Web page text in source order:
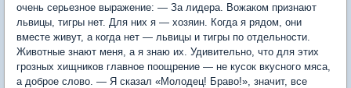
очень серьезное выражение: — За лидера. Вожаком признают
львицы, тигры нет. Для них я — хозяин. Когда я рядом, они
вместе живут, а когда нет — львицы и тигры по отдельности.
Животные знают меня, а я знаю их. Удивительно, что для этих
грозных хищников главное поощрение — не кусок вкусного мяса,
а доброе слово. — Я сказал «Молодец! Браво!», значит, все